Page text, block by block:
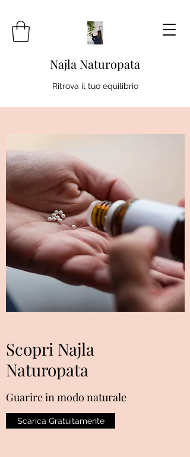
Najla Naturopata
Ritrova il tuo equilibrio
Scopri Najla
Naturopata
Guarire in modo naturale
Scarica Gratuitamente